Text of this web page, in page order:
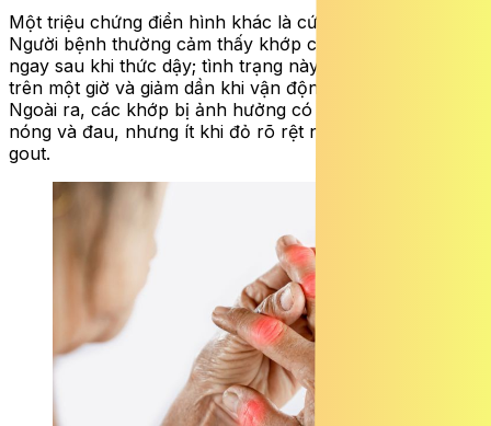
Một triệu chứng điển hình khác là cứng khớp buổi sáng.
Người bệnh thường cảm thấy khớp cứng, khó cử động
ngay sau khi thức dậy; tình trạng này thường kéo dài
trên một giờ và giảm dần khi vận động hoặc xoa bóp.
Ngoài ra, các khớp bị ảnh hưởng có thể xuất hiện sưng,
nóng và đau, nhưng ít khi đỏ rõ rệt như trong bệnh
gout.